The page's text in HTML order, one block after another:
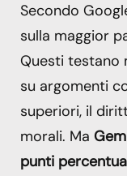
Secondo
sulla maggior
Questi testano
su argomenti
superiori, il
morali. Ma
punti